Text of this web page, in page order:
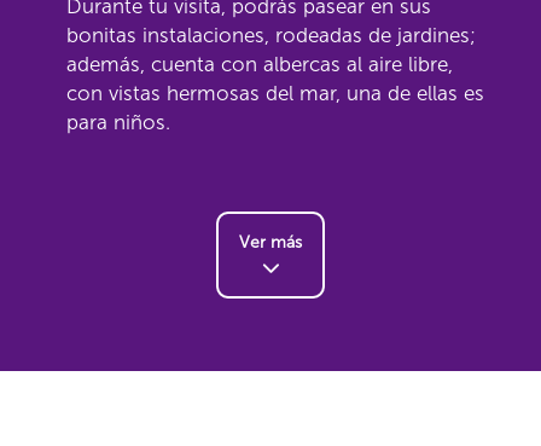
Durante tu visita, podrás pasear en sus
bonitas instalaciones, rodeadas de jardines;
además, cuenta con albercas al aire libre,
con vistas hermosas del mar, una de ellas es
para niños.
Ver más